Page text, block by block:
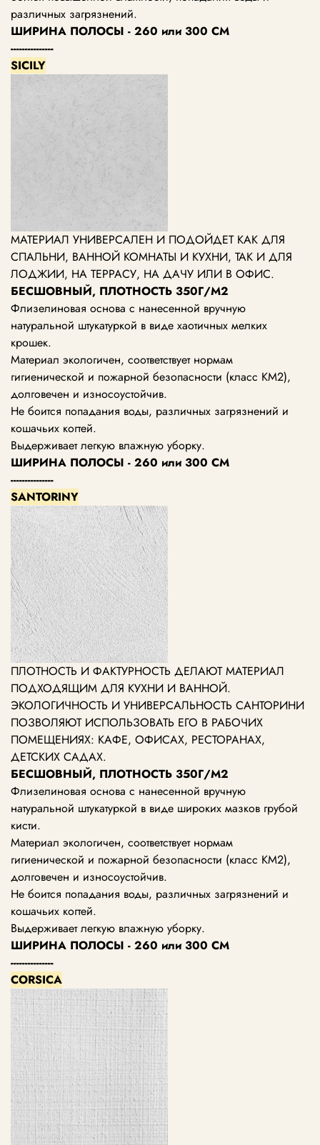
различных загрязнений.
ШИРИНА ПОЛОСЫ - 260 или 300 СМ
---------------
SICILY
МАТЕРИАЛ УНИВЕРСАЛЕН И ПОДОЙДЕТ КАК ДЛЯ
СПАЛЬНИ, ВАННОЙ КОМНАТЫ И КУХНИ, ТАК И ДЛЯ
ЛОДЖИИ, НА ТЕРРАСУ, НА ДАЧУ ИЛИ В ОФИС.
БЕСШОВНЫЙ, ПЛОТНОСТЬ 350Г/М2
Флизелиновая основа с нанесенной вручную
натуральной штукатуркой в виде хаотичных мелких
крошек.
Материал экологичен, соответствует нормам
гигиенической и пожарной безопасности (класс KM2),
долговечен и износоустойчив.
Не боится попадания воды, различных загрязнений и
кошачьих когтей.
Выдерживает легкую влажную уборку.
ШИРИНА ПОЛОСЫ - 260 или 300 СМ
---------------
SANTORINY
ПЛОТНОСТЬ И ФАКТУРНОСТЬ ДЕЛАЮТ МАТЕРИАЛ
ПОДХОДЯЩИМ ДЛЯ КУХНИ И ВАННОЙ.
ЭКОЛОГИЧНОСТЬ И УНИВЕРСАЛЬНОСТЬ САНТОРИНИ
ПОЗВОЛЯЮТ ИСПОЛЬЗОВАТЬ ЕГО В РАБОЧИХ
ПОМЕЩЕНИЯХ: КАФЕ, ОФИСАХ, РЕСТОРАНАХ,
ДЕТСКИХ САДАХ.
БЕСШОВНЫЙ, ПЛОТНОСТЬ 350Г/М2
Флизелиновая основа с нанесенной вручную
натуральной штукатуркой в виде широких мазков грубой
кисти.
Материал экологичен, соответствует нормам
гигиенической и пожарной безопасности (класс КМ2),
долговечен и износоустойчив.
Не боится попадания воды, различных загрязнений и
кошачьих когтей.
Выдерживает легкую влажную уборку.
ШИРИНА ПОЛОСЫ - 260 или 300 СМ
---------------
CORSICA